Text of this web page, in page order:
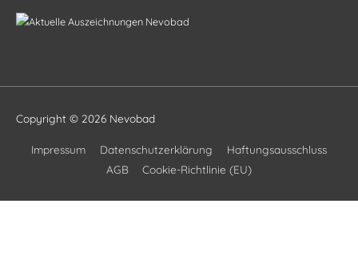
Copyright © 2026 Nevobad
Impressum Datenschutzerklärung
Haftungsausschluss
AGB
Cookie-Richtlinie (EU)